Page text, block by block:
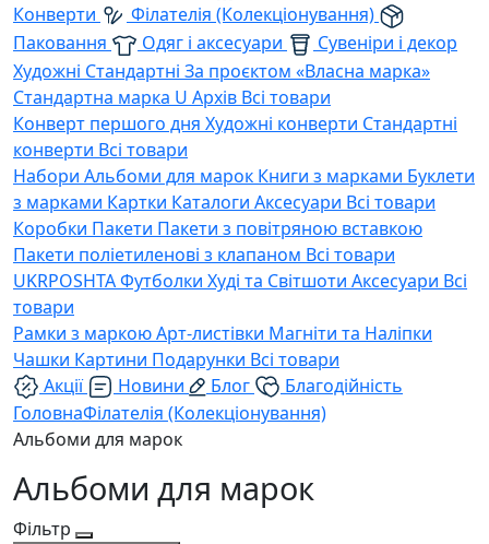
Конверти
Філателія (Колекціонування)
Паковання
Одяг і аксесуари
Сувеніри і декор
Художні Стандартні За проєктом «Власна марка»
Стандартна марка U Архів Всі товари
Конверт першого дня Художні конверти Стандартні
конверти Всі товари
Набори Альбоми для марок Книги з марками Буклети
з марками Картки Каталоги Аксесуари Всі товари
Коробки Пакети Пакети з повітряною вставкою
Пакети поліетиленові з клапаном Всі товари
UKRPOSHTAФутболки Худі та Світшоти Аксесуари Всі
товари
Рамки з маркоюАрт-листівки Магніти та Наліпки
Чашки Картини Подарунки Всі товари
Акції
Новини Блог
Благодійність
ГоловнаФілателія (Колекціонування)
Альбоми для марок
Альбоми для марок
Фільтр